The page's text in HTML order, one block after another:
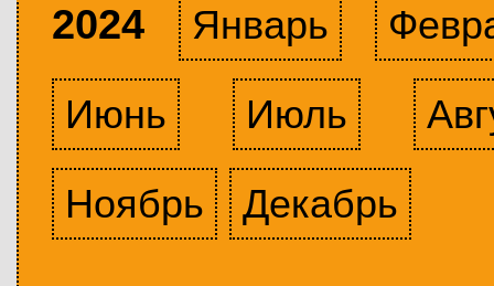
2024 Январь
Июнь
Июль
Ноябрь
Декабрь